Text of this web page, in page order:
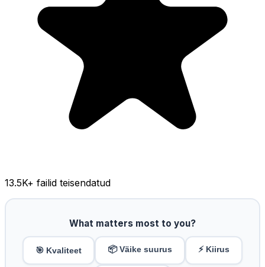
13.5K+ failid teisendatud
What matters most to you?
🎯 Kvaliteet 📦 Väike suurus ⚡ Kiirus